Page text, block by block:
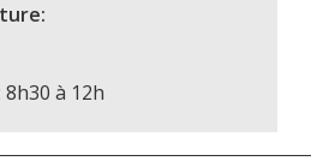
8h30 à 12h